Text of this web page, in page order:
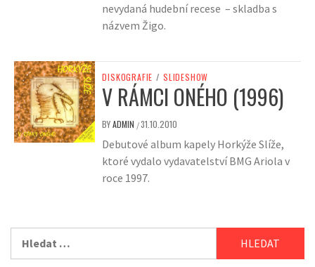
nevydaná hudební recese – skladba s
názvem Žigo.
DISKOGRAFIE / SLIDESHOW
V RÁMCI ONÉHO (1996)
BYADMIN /31.10.2010
Debutové album kapely Horkýže Slíže,
ktoré vydalo vydavatelství BMG Ariola v
roce 1997.